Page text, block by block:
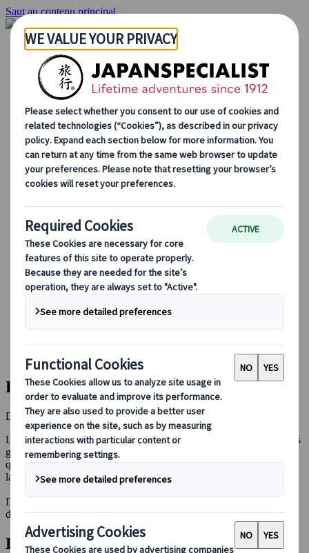
Saut au contenu principal
Accueil
Voyages
Circuits individuels
Circuits en groupe
Circuits autotours
Excursions
Voyages de groupe sur mesure
Japan Rail Pass
Découvrez notre travail
Qui sommes-nous ?
Notre équipe
Rejoignez notre équipe
Le Japon au fil des saisons
Les incontournables du Japon
La culture japonaise
La gastronomie japonaise
Explorer le Japon en train
Questions fréquentes
Informations utiles
Règles du savoir-vivre au Japon
Conduire au Japon
Réserver avec nous
Japan Rail Pass
Hébergement
Consultation en ligne
Les incontournables du Japon
Découvrez le meilleur du Japon - sites phares et trésors cachés
Le Japon est un pays de contrastes où cohabitent l'effervescence des
grandes villes et la sérénité des temples et paysages naturels. Des
quartiers historiques de Kyoto aux néons de Tokyo, en passant par
la beauté paisible d'Hokkaido, les possibilités sont infinies.
Dans cette section, laissez-vous émerveiller par les incontournables
du Japon : des plus connus aux plus confidentiels.
Découvrez nos derniers articles